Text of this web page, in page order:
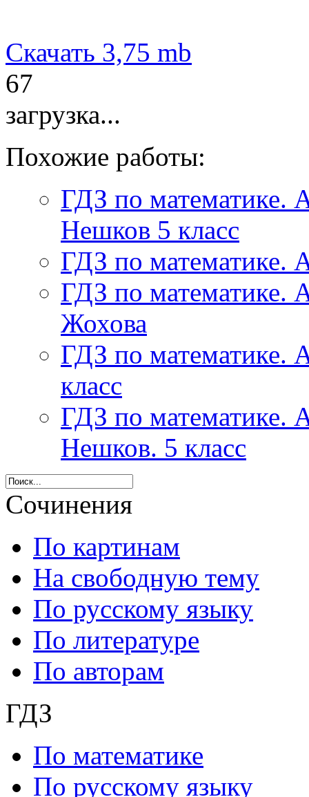
Скачать 3,75 mb
67
загрузка...
Похожие работы:
ГДЗ по математике.
Нешков 5 класс
ГДЗ по математике.
ГДЗ по математике.
Жохова
ГДЗ по математике.
класс
ГДЗ по математике.
Нешков. 5 класс
Сочинения
По картинам
На свободную тему
По русскому языку
По литературе
По авторам
ГДЗ
По математике
По русскому языку